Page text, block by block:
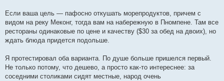
Если ваша цель — пафосно откушать морепродуктов, причем с
видом на реку Меконг, тогда вам на набережную в Пномпене. Там все
рестораны одинаковые по цене и качеству ($30 за обед на двоих), но
ждать блюда придется подольше.
Я протестировал оба варианта. По душе больше пришелся первый.
Не только потому, что дешево, а просто как-то интереснее: за
соседними столиками сидят местные, народ очень